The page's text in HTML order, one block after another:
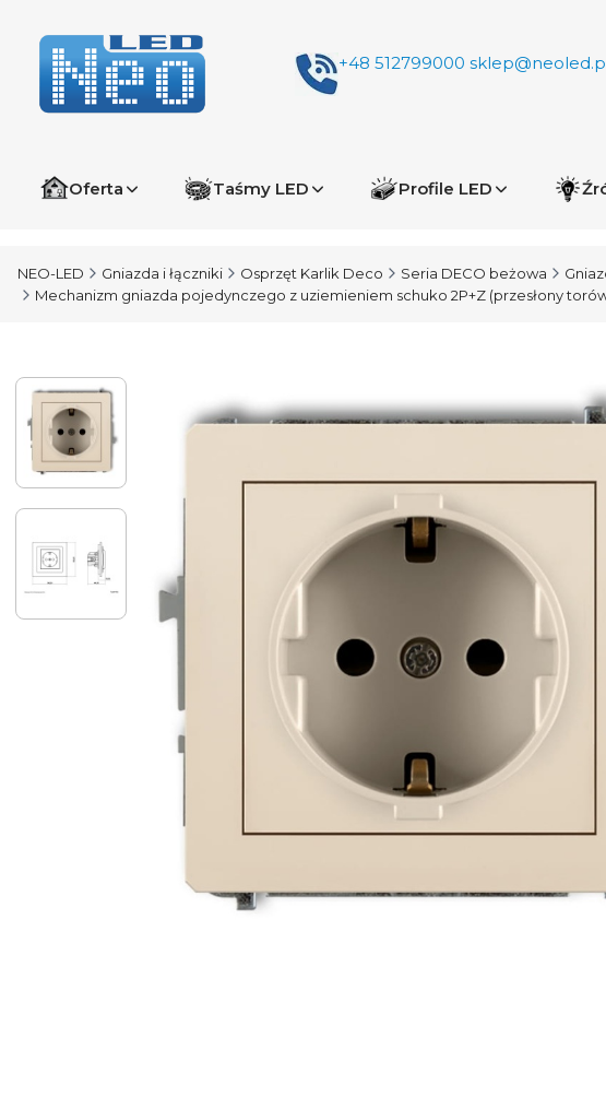
+48 512799000
Oferta Taśmy LED Profile LED
NEO-LED Gniazda i łączniki Osprzęt Karlik Deco Seria DECO beżowa
Mechanizm gniazda pojedynczego z uziemieniem schuko 2P+Z (przesłony